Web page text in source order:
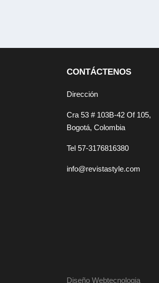
CONTÁCTENOS
Dirección
Cra 53 # 103B-42 Of 105,
Bogotá, Colombia
Tel 57-3176816380
info@revistastyle.com
Diseño Webtecnologia